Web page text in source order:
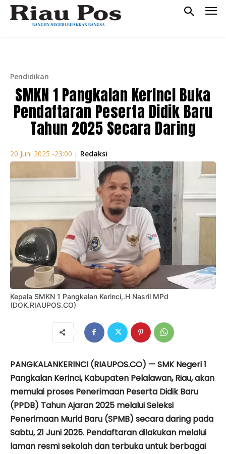
Pendidikan
SMKN 1 Pangkalan Kerinci Buka
Pendaftaran Peserta Didik Baru
Tahun 2025 Secara Daring
20 Juni 2025 -23:00 | Redaksi
Kepala SMKN 1 Pangkalan Kerinci,.H Nasril MPd
(DOK.RIAUPOS.CO)
PANGKALANKERINCI (RIAUPOS.CO) — SMK Negeri 1
Pangkalan Kerinci, Kabupaten Pelalawan, Riau, akan
memulai proses Penerimaan Peserta Didik Baru
(PPDB) Tahun Ajaran 2025 melalui Seleksi
Penerimaan Murid Baru (SPMB) secara daring pada
Sabtu, 21 Juni 2025. Pendaftaran dilakukan melalui
laman resmi sekolah dan terbuka untuk berbagai